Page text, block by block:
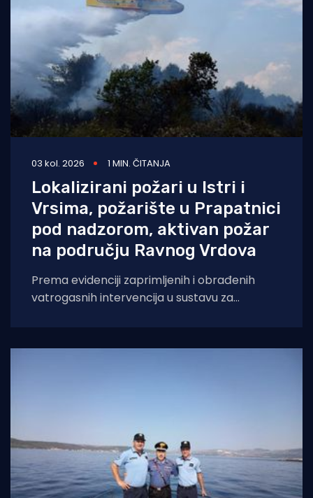
03 kol. 2026 1 MIN. ČITANJA
Lokalizirani požari u Istri i
Vrsima, požarište u Prapatnici
pod nadzorom, aktivan požar
na području Ravnog Vrdova
Prema evidenciji zaprimljenih i obrađenih
vatrogasnih intervencija u sustavu za
vatrogasna